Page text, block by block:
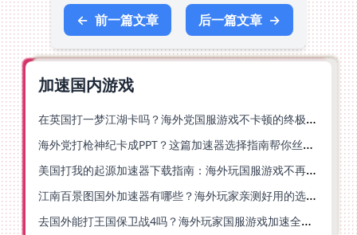
← 前一篇文章 后一篇文章 →
加速国内游戏
在英国打一梦江湖卡吗？海外党国服游戏不卡顿的终极解法
海外党打枪神纪卡成PPT？这篇加速器选择指南帮你丝滑上分
美国打我的起源加速器下载指南：海外玩国服游戏不再卡的终极方案
江南百景图国外加速器有哪些？海外玩家亲测好用的选择与避坑指南
去国外能打王国保卫战4吗？海外玩家国服游戏加速全攻略（附公主连结幻想江湖实测）